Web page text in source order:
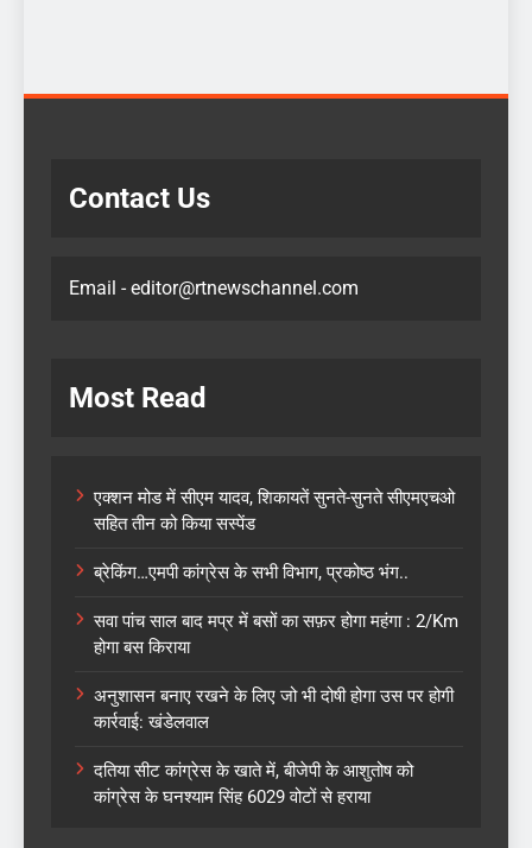
Contact Us
Email - editor@rtnewschannel.com
Most Read
एक्शन मोड में सीएम यादव, शिकायतें सुनते-सुनते सीएमएचओ
सहित तीन को किया सस्पेंड
ब्रेकिंग…एमपी कांग्रेस के सभी विभाग, प्रकोष्ठ भंग..
सवा पांच साल बाद मप्र में बसों का सफ़र होगा महंगा : 2/Km
होगा बस किराया
अनुशासन बनाए रखने के लिए जो भी दोषी होगा उस पर होगी
कार्रवाई: खंडेलवाल
दतिया सीट कांग्रेस के खाते में, बीजेपी के आशुतोष को
कांग्रेस के घनश्याम सिंह 6029 वोटों से हराया